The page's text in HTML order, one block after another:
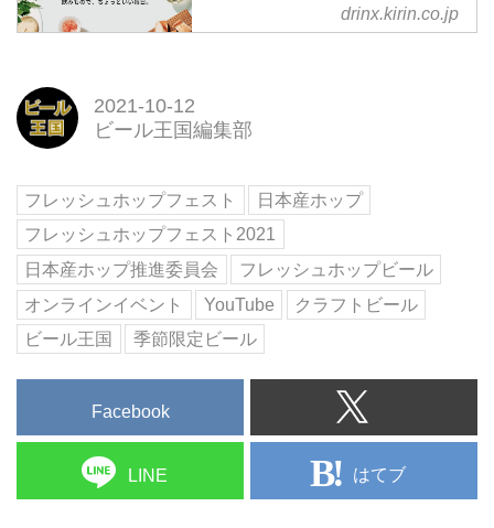
選して、毎回違ったクラフトビー
ルをお届け。普段目にしないよう
や地域限定の希少なクラフトビー
くかはお楽しみです。世界中
の“こだわり“のクラフトビールを
自宅にお取り寄せしましょう！
KIRIN（キリン） オンラインショ
イトです。最新の特集やイベント
情報も続々お届けします。限定商
上で送料無料。
drinx.kirin.co.jp
2021-10-12
ビール王国編集部
フレッシュホップフェスト
日本産ホップ
フレッシュホップフェスト2021
日本産ホップ推進委員会
フレッシュホップビール
オンラインイベント
YouTube
クラフトビール
ビール王国
季節限定ビール
Facebook
LINE はてブ